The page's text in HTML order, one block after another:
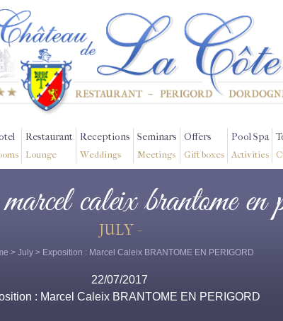
Restaurant
Lounge
Receptions
Weddings
Seminars
Meetings
Offers
Gift boxes
Pool Spa
Activities
caleix brantome en
JULY -
> July > Exposition : Marcel Caleix BRANTOME EN PERIGORD
22/07/2017
: Marcel Caleix BRANTOME EN PERIGORD